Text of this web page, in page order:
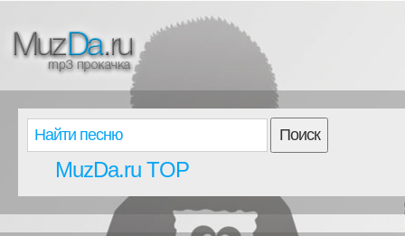
Поиск
MuzDa.ru TOP